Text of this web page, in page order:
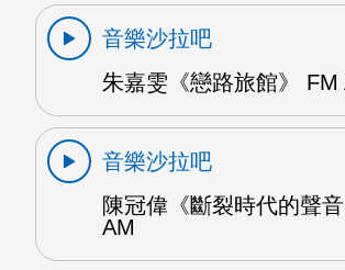
音樂沙拉吧
朱嘉雯《戀路旅館》 FM
音樂沙拉吧
陳冠偉《斷裂時代的聲
AM